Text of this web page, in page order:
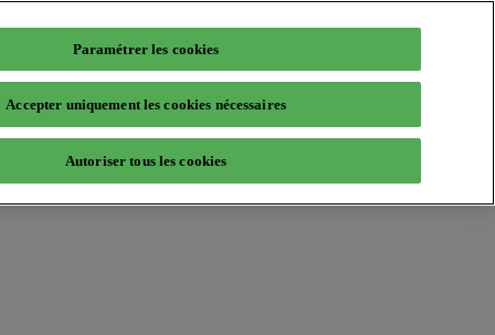
Paramétrer les cookies
Accepter uniquement les cookies nécessaires
Autoriser tous les cookies